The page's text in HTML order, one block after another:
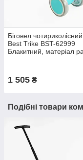
Біговел чотириколісний
Best Trike BST-62999
Блакитний, матеріал
1 505 ₴
Подібні товари